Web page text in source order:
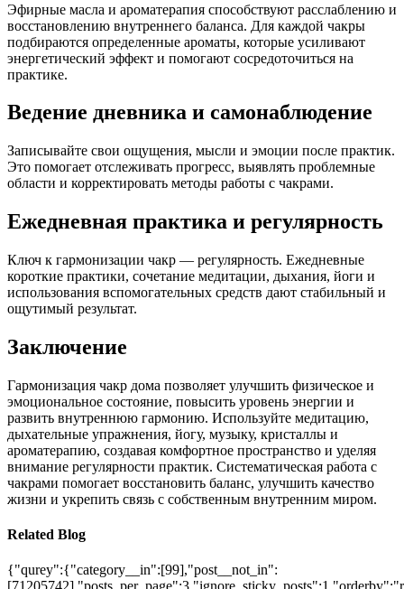
Эфирные масла и ароматерапия способствуют расслаблению и
восстановлению внутреннего баланса. Для каждой чакры
подбираются определенные ароматы, которые усиливают
энергетический эффект и помогают сосредоточиться на
практике.
Ведение дневника и самонаблюдение
Записывайте свои ощущения, мысли и эмоции после практик.
Это помогает отслеживать прогресс, выявлять проблемные
области и корректировать методы работы с чакрами.
Ежедневная практика и регулярность
Ключ к гармонизации чакр — регулярность. Ежедневные
короткие практики, сочетание медитации, дыхания, йоги и
использования вспомогательных средств дают стабильный и
ощутимый результат.
Заключение
Гармонизация чакр дома позволяет улучшить физическое и
эмоциональное состояние, повысить уровень энергии и
развить внутреннюю гармонию. Используйте медитацию,
дыхательные упражнения, йогу, музыку, кристаллы и
ароматерапию, создавая комфортное пространство и уделяя
внимание регулярности практик. Систематическая работа с
чакрами помогает восстановить баланс, улучшить качество
жизни и укрепить связь с собственным внутренним миром.
Related Blog
{"qurey":{"category__in":[99],"post__not_in":